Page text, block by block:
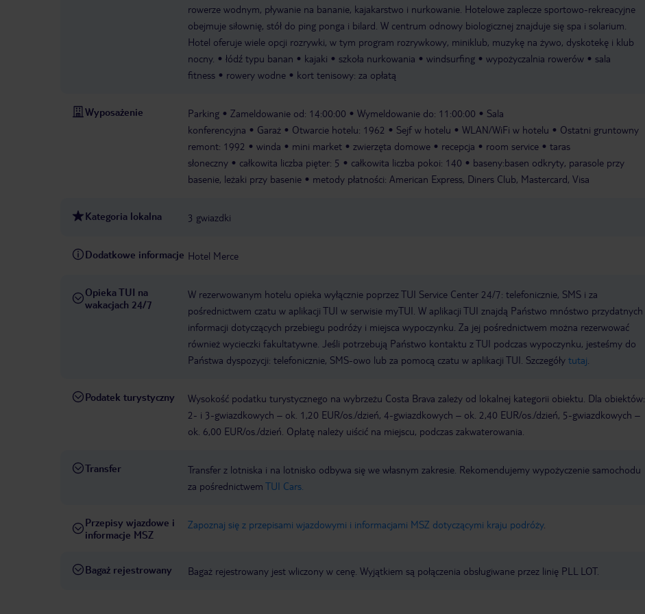
rowerze wodnym, pływanie na bananie, kajakarstwo i nurkowanie. Hotelowe zaplecze sportowo-rekreacyjne
obejmuje siłownię, stół do ping ponga i bilard. W centrum odnowy biologicznej znajduje się spa i solarium.
Hotel oferuje wiele opcji rozrywki, w tym program rozrywkowy, miniklub, muzykę na żywo, dyskotekę i klub
nocny.
łódź typu banan kajaki szkoła nurkowania windsurfing wypożyczalnia rowerów
sala
fitness
rowery wodne kort tenisowy: za opłatą
Wyposażenie Parking Zameldowanie od: 14:00:00 Wymeldowanie do: 11:00:00
Sala
konferencyjna
Garaż Otwarcie hotelu: 1962 Sejf w hotelu WLAN/WiFi w hotelu
Ostatni gruntowny
remont: 1992
winda mini market zwierzęta domowe recepcja room service
taras
słoneczny
całkowita liczba pięter: 5 całkowita liczba pokoi: 140
baseny:basen odkryty, parasole przy
basenie, leżaki przy basenie
metody płatności: American Express, Diners Club, Mastercard, Visa
Kategoria lokalna 3 gwiazdki
Dodatkowe informacje Hotel Merce
Opieka TUI na
wakacjach 24/7
W rezerwowanym hotelu opieka wyłącznie poprzez TUI Service Center 24/7: telefonicznie, SMS i za
pośrednictwem czatu w aplikacji TUI w serwisie myTUI. W aplikacji TUI znajdą Państwo mnóstwo przydatnych
informacji dotyczących przebiegu podróży i miejsca wypoczynku. Za jej pośrednictwem można rezerwować
również wycieczki fakultatywne. Jeśli potrzebują Państwo kontaktu z TUI podczas wypoczynku, jesteśmy do
Państwa dyspozycji: telefonicznie, SMS-owo lub za pomocą czatu w aplikacji TUI. Szczegóły tutaj
Podatek turystyczny
Wysokość podatku turystycznego na wybrzeżu Costa Brava zależy od lokalnej kategorii obiektu. Dla obiektów:
2- i 3-gwiazdkowych – ok. 1,20 EUR/os./dzień, 4-gwiazdkowych – ok. 2,40 EUR/os./dzień, 5-gwiazdkowych –
ok. 6,00 EUR/os./dzień. Opłatę należy uiścić na miejscu, podczas zakwaterowania.
Transfer
Transfer z lotniska i na lotnisko odbywa się we własnym zakresie. Rekomendujemy wypożyczenie samochodu
za pośrednictwem TUI Cars.
Przepisy wjazdowe i
informacje MSZ
Zapoznaj się z przepisami wjazdowymi i informacjami MSZ dotyczącymi kraju podróży.
Bagaż rejestrowany Bagaż rejestrowany jest wliczony w cenę. Wyjątkiem są połączenia obsługiwane przez linię PLL LOT.